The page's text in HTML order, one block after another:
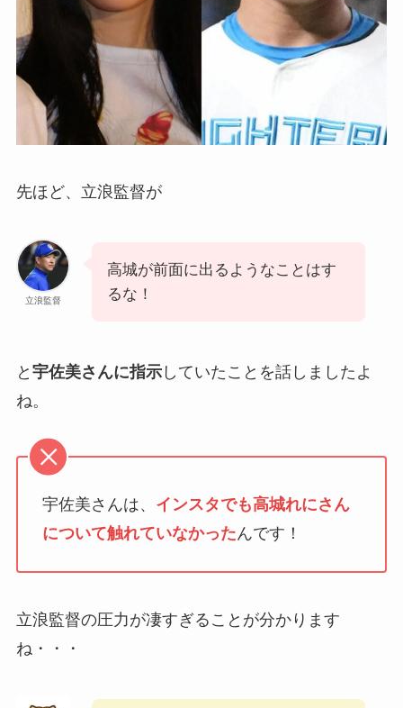
先ほど、立浪監督が
立浪監督
高城が前面に出るようなことはす
るな！
と 宇佐美さんに指示していたことを話しましたよ
ね。
宇佐美さんは、 インスタでも高城れにさん
について触れていなかったんです！
立浪監督の圧力が凄すぎることが分かります
ね・・・